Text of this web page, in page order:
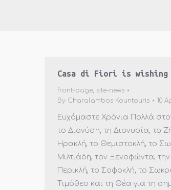
Casa di Fiori is wishing
front-page, site-news
By Charalambos Kountouris 10
Ευχόμαστε Χρόνια Πολλά
το Διονύση, τη Διονυσία, το
Ηρακλή, το Θεμιστοκλή, το
Μιλτιάδη, τον Ξενοφώντα, την
Περικλή, το Σοφοκλή, το
Τιμόθεο και τη Θέα για τη